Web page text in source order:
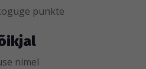
punkte
nimel